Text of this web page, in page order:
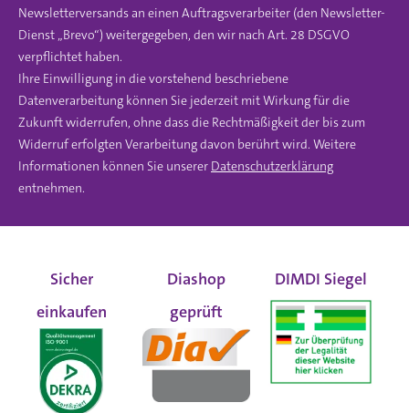
Newsletterversands an einen Auftragsverarbeiter (den Newsletter-
Dienst „Brevo“) weitergegeben, den wir nach Art. 28 DSGVO
verpflichtet haben.
Ihre Einwilligung in die vorstehend beschriebene
Datenverarbeitung können Sie jederzeit mit Wirkung für die
Zukunft widerrufen, ohne dass die Rechtmäßigkeit der bis zum
Widerruf erfolgten Verarbeitung davon berührt wird. Weitere
Informationen können Sie unserer Datenschutzerklärung
entnehmen.
Sicher
einkaufen
Diashop
geprüft
DIMDI Siegel